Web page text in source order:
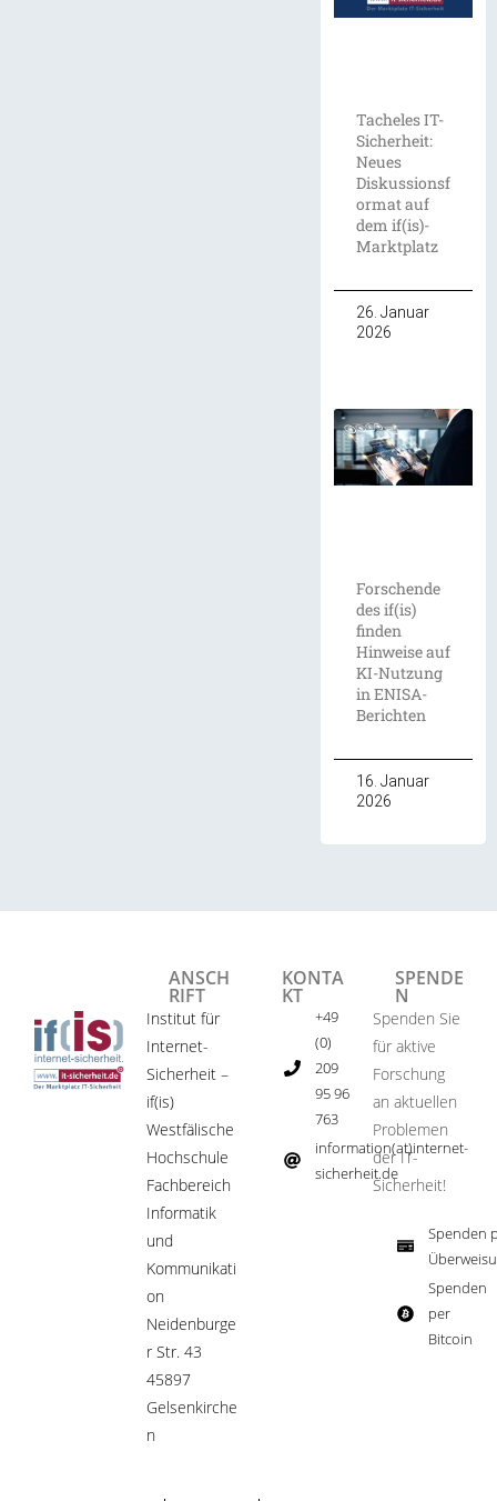
Tacheles IT-
Sicherheit:
Neues
Diskussionsf
ormat auf
dem if(is)-
Marktplatz
26. Januar
2026
Forschende
des if(is)
finden
Hinweise auf
KI-Nutzung
in ENISA-
Berichten
16. Januar
2026
ANSCH
RIFT
Institut für
Internet-
Sicherheit –
if(is)
Westfälische
Hochschule
Fachbereich
Informatik
und
Kommunikati
on
Neidenburge
r Str. 43
45897
Gelsenkirche
n
KONTA
KT
+49
(0)
209
95 96
763
information(at)internet-
sicherheit.de ​
SPENDE
N
Spenden Sie
für aktive
Forschung
an aktuellen
Problemen
der IT-
Sicherheit!​
Spenden
Spenden
per
Bitcoin​